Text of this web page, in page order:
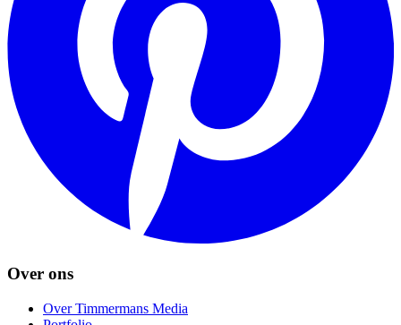
Over ons
Over Timmermans Media